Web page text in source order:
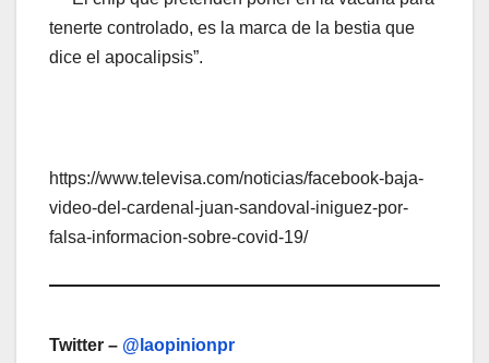
tenerte controlado, es la marca de la bestia que
dice el apocalipsis”.
https://www.televisa.com/noticias/facebook-baja-
video-del-cardenal-juan-sandoval-iniguez-por-
falsa-informacion-sobre-covid-19/
Twitter – @laopinionpr